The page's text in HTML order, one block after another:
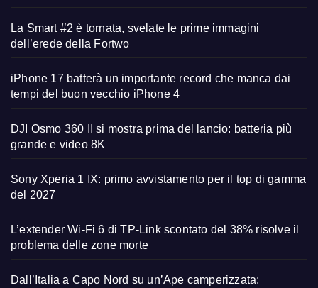
La Smart #2 è tornata, svelate le prime immagini
dell’erede della Fortwo
iPhone 17 batterà un importante record che manca dai
tempi del buon vecchio iPhone 4
DJI Osmo 360 II si mostra prima del lancio: batteria più
grande e video 8K
Sony Xperia 1 IX: primo avvistamento per il top di gamma
del 2027
L’extender Wi-Fi 6 di TP-Link scontato del 38% risolve il
problema delle zone morte
Dall’Italia a Capo Nord su un’Ape camperizzata: